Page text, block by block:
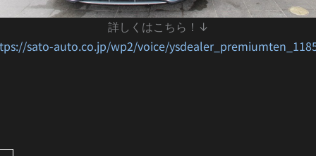
詳しくはこちら！↓
sato-auto.co.jp/wp2/voice/